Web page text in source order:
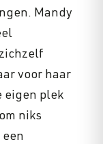
Mandy
voor haar
eigen plek
niks